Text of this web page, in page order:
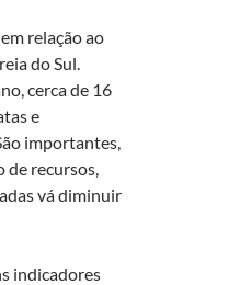
relação ao
do Sul.
cerca de 16
e
importantes,
de recursos,
vá diminuir
indicadores